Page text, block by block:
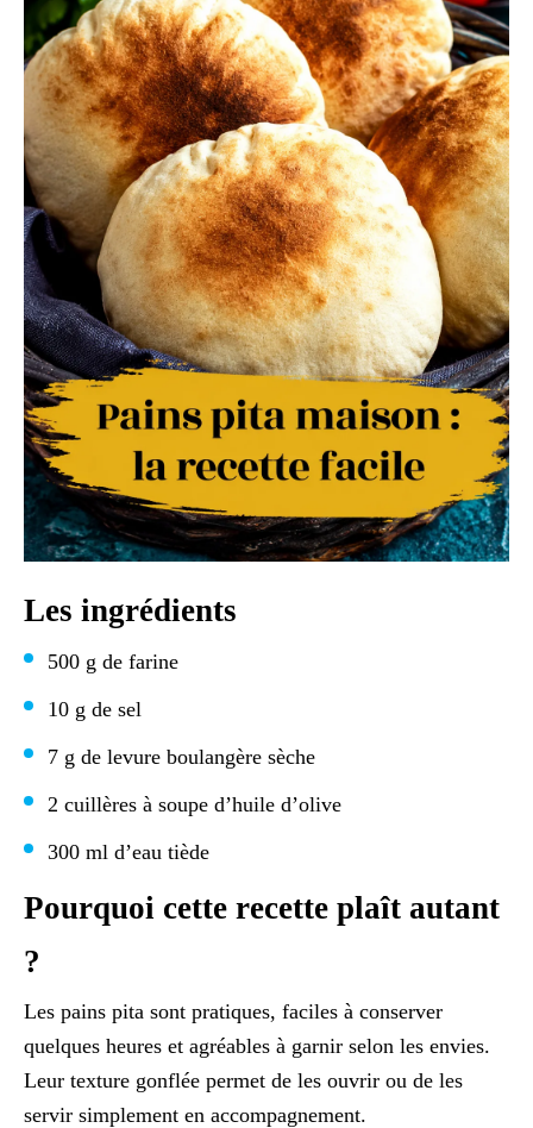
Les ingrédients
500 g de farine
10 g de sel
7 g de levure boulangère sèche
2 cuillères à soupe d’huile d’olive
300 ml d’eau tiède
Pourquoi cette recette plaît autant
?
Les pains pita sont pratiques, faciles à conserver
quelques heures et agréables à garnir selon les envies.
Leur texture gonflée permet de les ouvrir ou de les
servir simplement en accompagnement.